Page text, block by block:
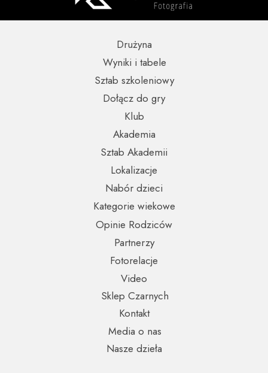
Partnerzy
Opinie Rodziców
Nabór dzieci
Wyniki i tabele
Sklep Czarnych
Video
Fotorelacje
Kontakt
Media o nas
Kategorie wiekowe
Lokalizacje
Sztab szkoleniowy
Sztab Akademii
Dołącz do gry
Nasze dzieła
Drużyna
Akademia
Klub